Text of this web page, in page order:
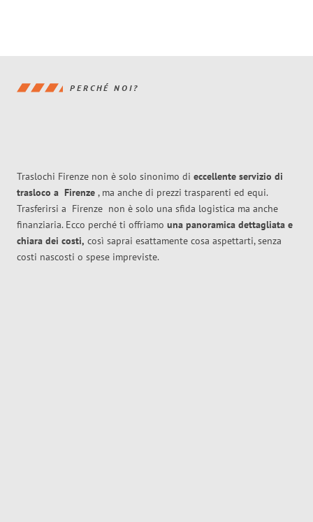
PERCHÉ NOI?
Traslochi Firenze non è solo sinonimo di eccellente servizio di
trasloco a Firenze , ma anche di prezzi trasparenti ed equi.
Trasferirsi a Firenze non è solo una sfida logistica ma anche
finanziaria. Ecco perché ti offriamo una panoramica dettagliata e
chiara dei costi, così saprai esattamente cosa aspettarti, senza
costi nascosti o spese impreviste.